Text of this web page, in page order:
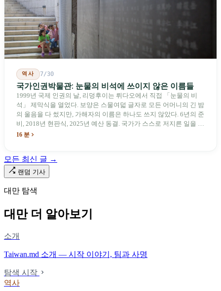
비행기를 만들어 온 한 회사가 오하이오주에 두 번째 공장을 건설할
계획을 세우고 있다.
역사 7/30
국가인권박물관: 눈물의 비석에 쓰이지 않은 이름들
1999년 국제 인권의 날, 리덩후이는 뤼다오에서 직접 「눈물의 비
석」 제막식을 열었다. 보양은 스물여덟 글자로 모든 어머니의 긴 밤
의 울음을 다 썼지만, 가해자의 이름은 하나도 쓰지 않았다. 6년의 준
비, 2018년 현판식, 2025년 예산 동결. 국가가 스스로 저지른 일을 기
념하기 위해 스스로 세운 박물관. 계엄 해제 39년 동안 사법 재판을
16 분
모든 최신 글 →
랜덤 기사
대만 탐색
대만 더 알아보기
소개
Taiwan.md 소개 — 시작 이야기, 팀과 사명
탐색 시작
역사